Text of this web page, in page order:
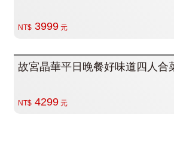
NT$3999元
故宮晶華平日晚餐好味道四人合
NT$4299元